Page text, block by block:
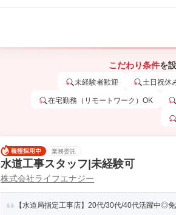
こだわり条件を
未経験者歓迎 土日祝休
在宅勤務（リモートワーク）OK
業務委託
水道工事スタッフ|未経験可
株式会社ライフエナジー
【水道局指定工事店】20代/30代/40代活躍中◎